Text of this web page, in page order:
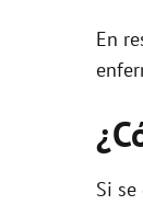
En
Si